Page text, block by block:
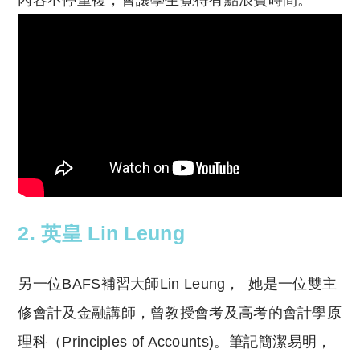
2. 英皇 Lin Leung
另一位BAFS補習大師Lin Leung， 她是一位雙主
修會計及金融講師，曾教授會考及高考的會計學原
理科（Principles of Accounts)。筆記簡潔易明，